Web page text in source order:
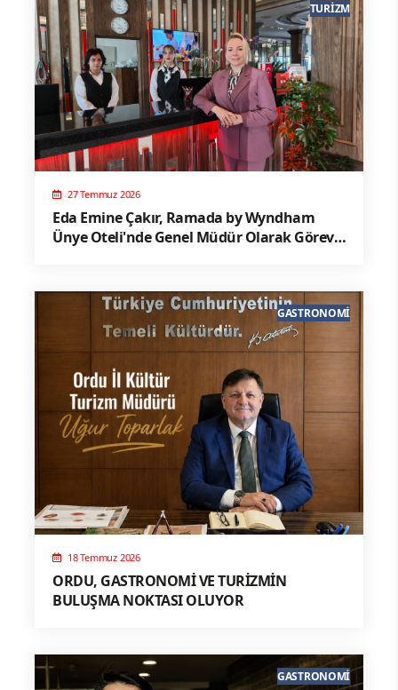
27 Temmuz 2026
Eda Emine Çakır, Ramada by Wyndham
Ünye Oteli'nde Genel Müdür Olarak Göreve
TURIZM
18 Temmuz 2026
ORDU, GASTRONOMİ VE TURİZMİN
BULUŞMA NOKTASI OLUYOR
GASTRONOMI
GASTRONOMI